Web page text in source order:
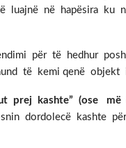
luajnë në hapësira ku
për të hedhur
të kemi qenë
prej kashte” (ose më
dordolecë kashte